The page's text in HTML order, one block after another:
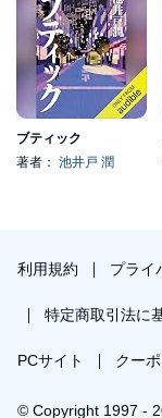
ブティック
著者： 池井戸 潤
利用規約 プライ
特定商取引法に
PCサイト クー
© Copyright 1997 -